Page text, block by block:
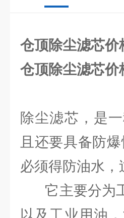
仓顶除尘滤芯价
仓顶除尘滤芯价
除尘滤芯，是
且还要具备防
必须得防油水
它主要分为工
以及工业用油